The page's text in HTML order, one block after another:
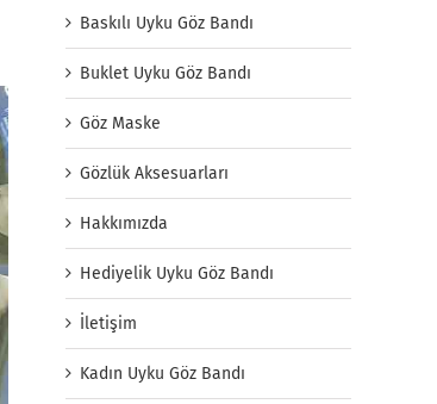
Baskılı Uyku Göz Bandı
Buklet Uyku Göz Bandı
Göz Maske
Gözlük Aksesuarları
Hakkımızda
Hediyelik Uyku Göz Bandı
İletişim
Kadın Uyku Göz Bandı